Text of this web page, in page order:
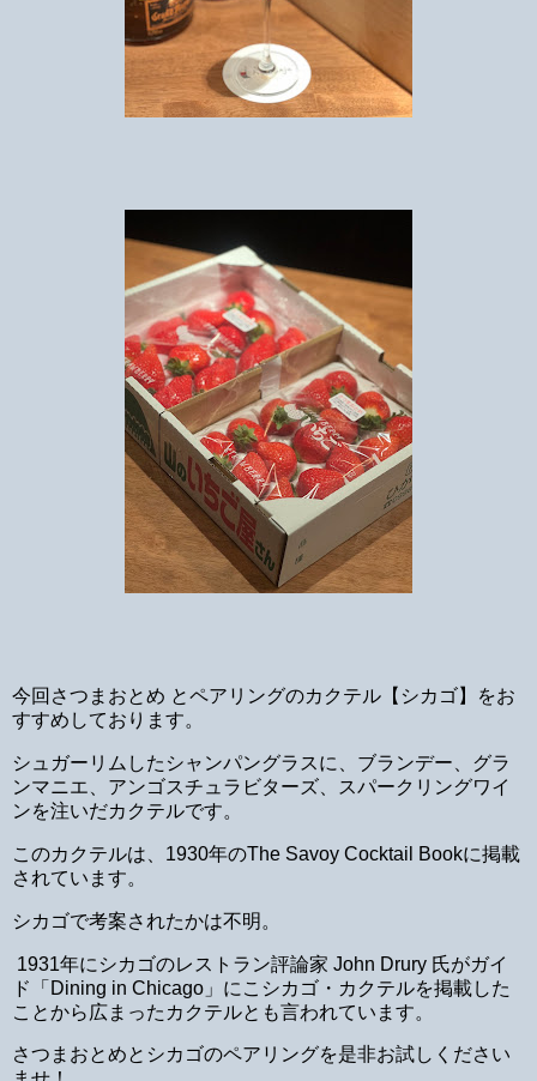
今回さつまおとめ とペアリングのカクテル【シカゴ】をお
すすめしております。
シュガーリムしたシャンパングラスに、ブランデー、グラ
ンマニエ、アンゴスチュラビターズ、スパークリングワイ
ンを注いだカクテルです。
このカクテルは、1930年のThe Savoy Cocktail Bookに掲載
されています。
シカゴで考案されたかは不明。
1931年にシカゴのレストラン評論家 John Drury 氏がガイ
ド「Dining in Chicago」にこシカゴ・カクテルを掲載した
ことから広まったカクテルとも言われています。
さつまおとめとシカゴのペアリングを是非お試しください